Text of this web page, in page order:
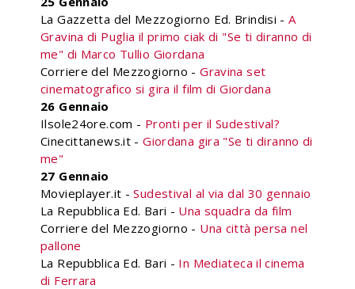
La Gazzetta del Mezzogiorno Ed. Brindisi -A
Gravina di Puglia il primo ciak di "Se ti diranno di
me" di Marco Tullio Giordana
Corriere del Mezzogiorno -Gravina set
cinematografico si gira il film di Giordana
26 Gennaio
Ilsole24ore.com - Pronti per il Sudestival?
Cinecittanews.it -Giordana gira "Se ti diranno di
me"
27 Gennaio
Movieplayer.it -Sudestival al via dal 30 gennaio
La Repubblica Ed. Bari - Una squadra da film
Corriere del Mezzogiorno - Una città persa nel
pallone
La Repubblica Ed. Bari - In Mediateca il cinema
di Ferrara